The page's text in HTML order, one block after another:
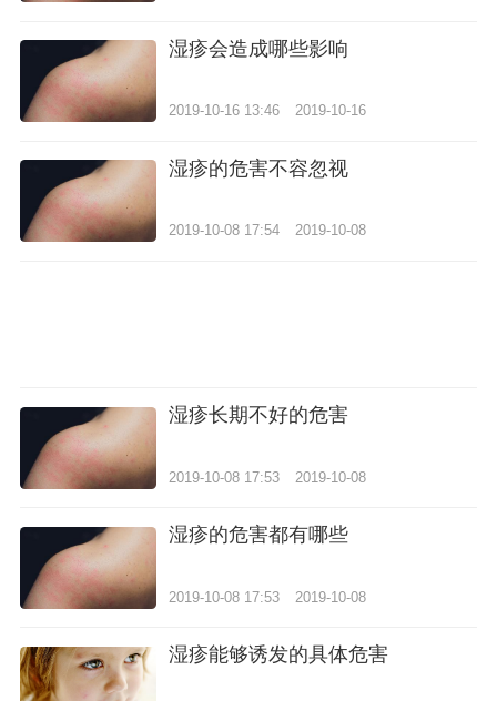
湿疹会造成哪些影响
2019-10-16 13:46 2019-10-16
湿疹的危害不容忽视
2019-10-08 17:54 2019-10-08
湿疹长期不好的危害
2019-10-08 17:53 2019-10-08
湿疹的危害都有哪些
2019-10-08 17:53 2019-10-08
湿疹能够诱发的具体危害